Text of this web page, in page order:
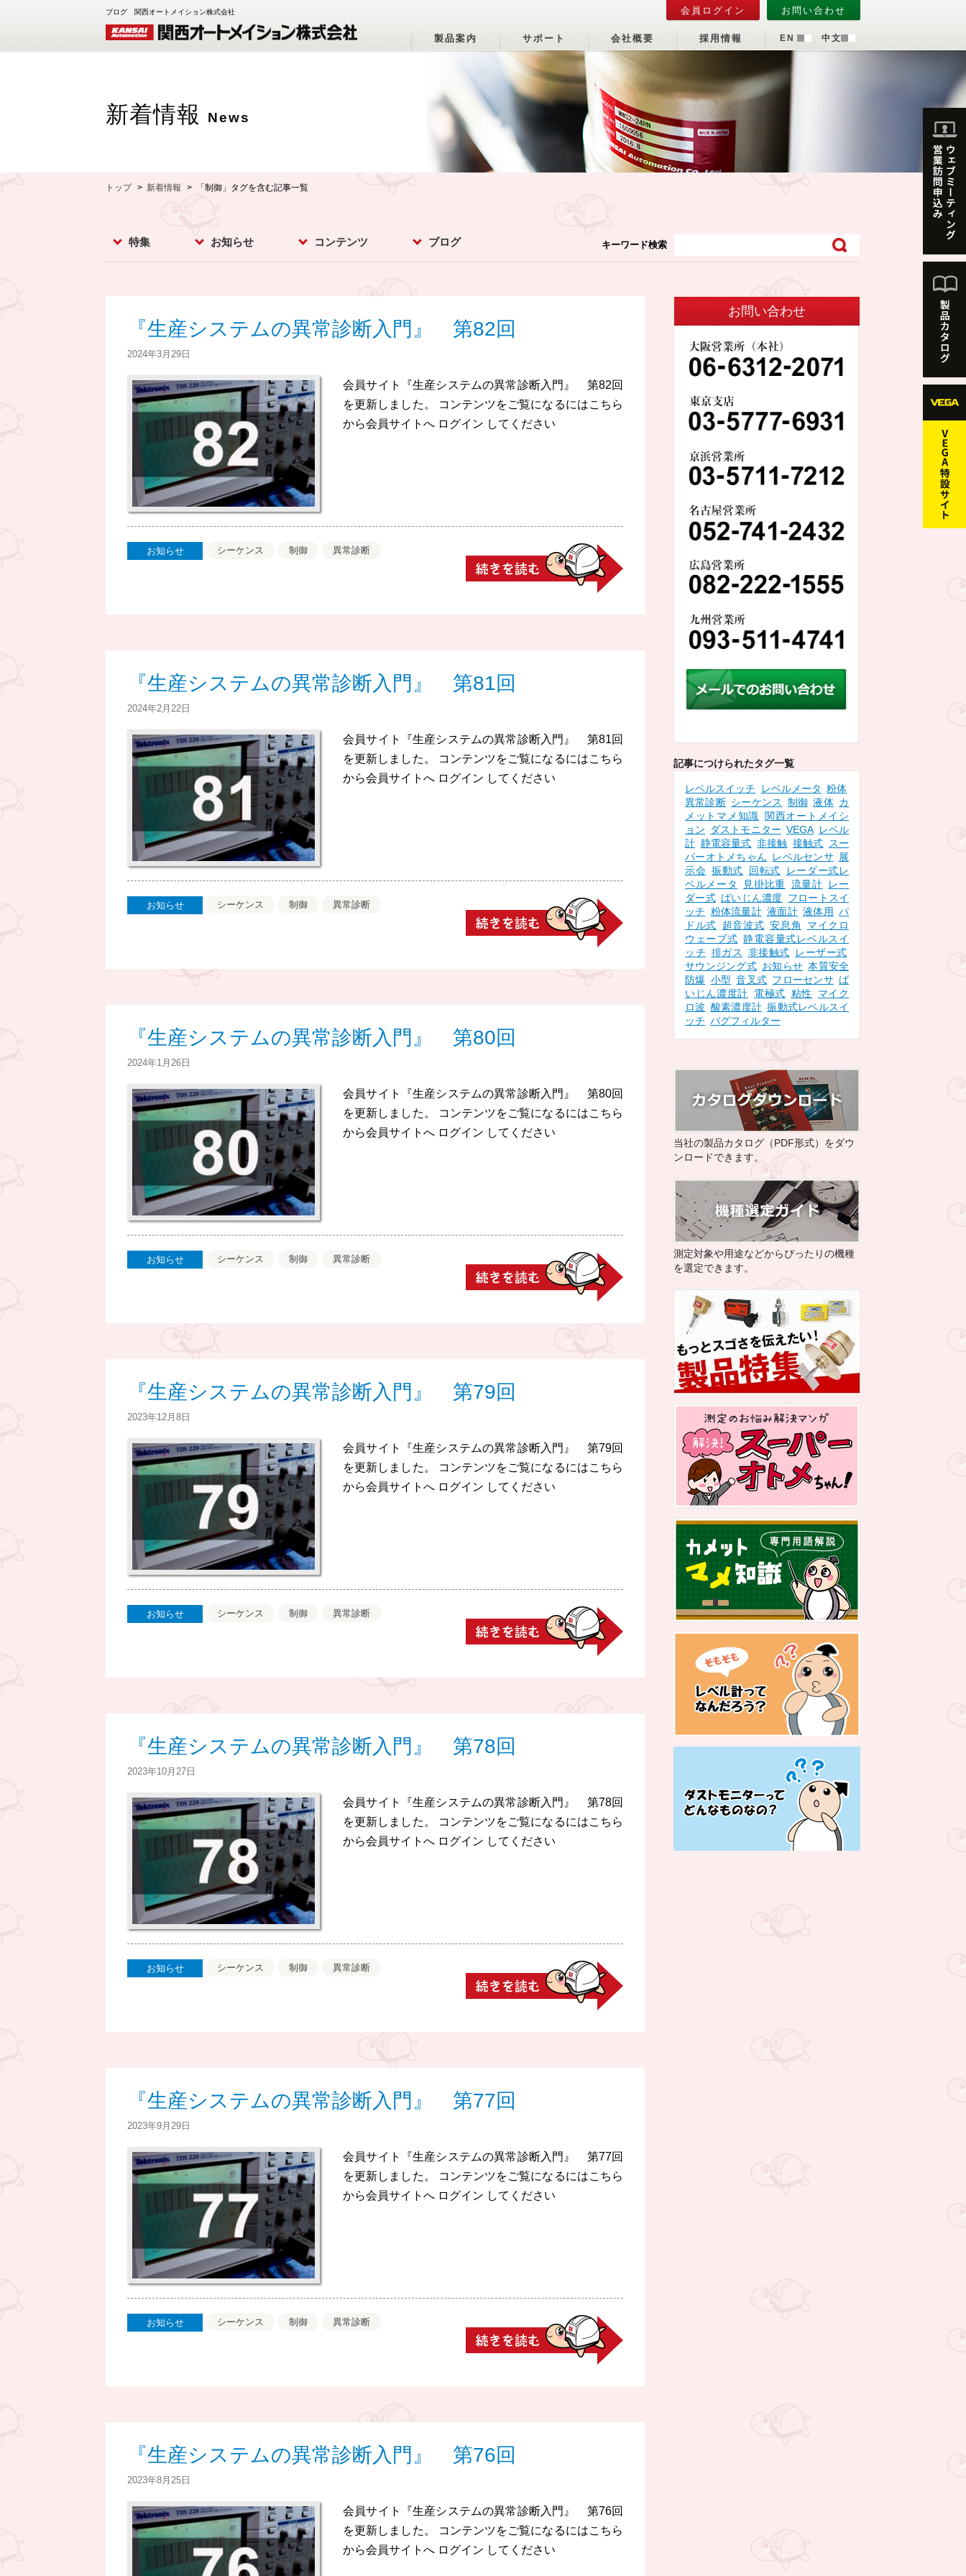
ブログ 関西オートメイション株式会社 会員ログイン お問い合わせ
製品案内 サポート 会社概要 採用情報 EN 中文
新着情報 News
トップ 新着情報 「制御」タグを含む記事一覧
特集 お知らせ コンテンツ
ん
ブログ キーワード検索
『生産システムの異常診断入門』 第82回
2024年3月29日
会員サイト『生産システムの異常診断入門』 第82回
を更新しました。 コンテンツをご覧になるにはこちら
から会員サイトへ ログイン してください
お知らせ シーケンス 制御 異常診断
『生産システムの異常診断入門』 第81回
2024年2月22日
会員サイト『生産システムの異常診断入門』 第81回
を更新しました。 コンテンツをご覧になるにはこちら
から会員サイトへ ログイン してください
お知らせ シーケンス 制御 異常診断
『生産システムの異常診断入門』 第80回
2024年1月26日
会員サイト『生産システムの異常診断入門』 第80回
を更新しました。 コンテンツをご覧になるにはこちら
から会員サイトへ ログイン してください
お知らせ シーケンス 制御 異常診断
『生産システムの異常診断入門』 第79回
2023年12月8日
会員サイト『生産システムの異常診断入門』 第79回
を更新しました。 コンテンツをご覧になるにはこちら
から会員サイトへ ログイン してください
お知らせ シーケンス 制御 異常診断
『生産システムの異常診断入門』 第78回
2023年10月27日
会員サイト『生産システムの異常診断入門』 第78回
を更新しました。 コンテンツをご覧になるにはこちら
から会員サイトへ ログイン してください
お知らせ シーケンス 制御 異常診断
『生産システムの異常診断入門』 第77回
2023年9月29日
会員サイト『生産システムの異常診断入門』 第77回
を更新しました。 コンテンツをご覧になるにはこちら
から会員サイトへ ログイン してください
お知らせ シーケンス 制御 異常診断
『生産システムの異常診断入門』 第76回
2023年8月25日
会員サイト『生産システムの異常診断入門』 第76回
を更新しました。 コンテンツをご覧になるにはこちら
から会員サイトへ ログイン してください
お問い合わせ
記事につけられたタグ一覧
レベルスイッチ レベルメータ 粉体
異常診断 シーケンス 制御 液体 カ
メットマメ知識
関西オートメイシ
ョン
ダストモニター VEGA レベル
計 静電容量式 非接触 接触式
スー
パーオトメちゃん
レベルセンサ 展
示会 振動式 回転式
レーダー式レ
ベルメータ
見掛比重 流量計
レー
ダー式 ばいじん濃度 フロートスイ
ッチ 粉体流量計 液面計 液体用 パ
ドル式
超音波式 安息角
マイクロ
ウェーブ式 静電容量式レベルスイ
ッチ 排ガス 非接触式
レーザー式
サウンジング式 お知らせ 本質安全
防爆 小型 音叉式 フローセンサ ば
いじん濃度計
電極式 粘性
マイク
ロ波 酸素濃度計 振動式レベルスイ
ッチ バグフィルター
当社の製品カタログ（PDF形式）をダウ
ンロードできます。
測定対象や用途などからぴったりの機種
を選定できます。